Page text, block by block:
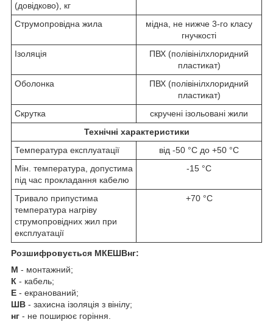
(довідково), кг
Струмопровідна жила
мідна, не нижче 3-го класу
гнучкості
Ізоляція
ПВХ (полівінілхлоридний
пластикат)
Оболонка
ПВХ (полівінілхлоридний
пластикат)
Скрутка
скручені ізольовані жили
Технічні характеристики
Температура експлуатації
від -50 °C до +50 °C
Мін. температура, допустима
під час прокладання кабелю
-15 °C
Тривало припустима
температура нагріву
струмопровідних жил при
експлуатації
+70 °C
Розшифровується МКЕШВнг:
М - монтажний;
К - кабель;
Е - екранований;
ШВ - захисна ізоляція з вінілу;
нг - не поширює горіння.